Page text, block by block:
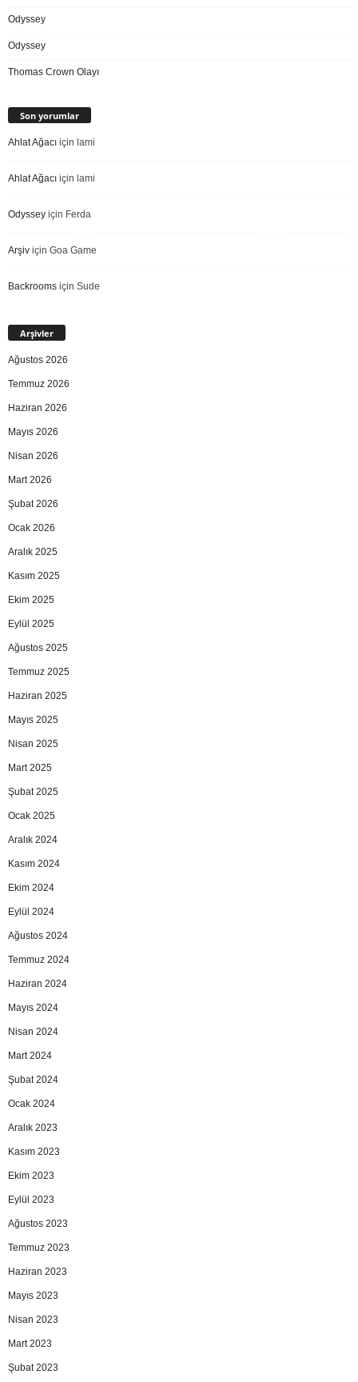
Odyssey
Odyssey
Thomas Crown Olayı
Son yorumlar
Ahlat Ağacı için lami
Ahlat Ağacı için lami
Odyssey için Ferda
Arşiv için Goa Game
Backrooms için Sude
Arşivler
Ağustos 2026
Temmuz 2026
Haziran 2026
Mayıs 2026
Nisan 2026
Mart 2026
Şubat 2026
Ocak 2026
Aralık 2025
Kasım 2025
Ekim 2025
Eylül 2025
Ağustos 2025
Temmuz 2025
Haziran 2025
Mayıs 2025
Nisan 2025
Mart 2025
Şubat 2025
Ocak 2025
Aralık 2024
Kasım 2024
Ekim 2024
Eylül 2024
Ağustos 2024
Temmuz 2024
Haziran 2024
Mayıs 2024
Nisan 2024
Mart 2024
Şubat 2024
Ocak 2024
Aralık 2023
Kasım 2023
Ekim 2023
Eylül 2023
Ağustos 2023
Temmuz 2023
Haziran 2023
Mayıs 2023
Nisan 2023
Mart 2023
Şubat 2023